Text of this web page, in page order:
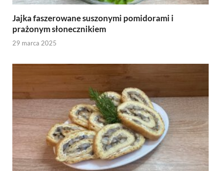
Jajka faszerowane suszonymi pomidorami i
prażonym słonecznikiem
29 marca 2025